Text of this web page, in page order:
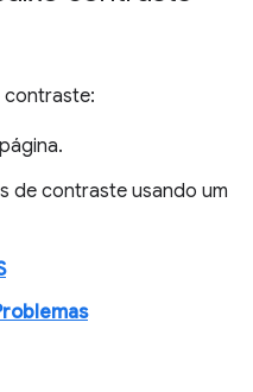
contraste:
de contraste usando um